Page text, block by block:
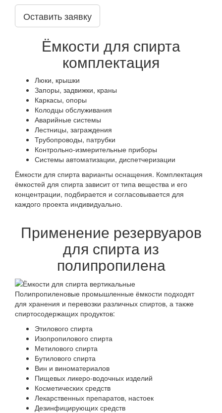
Оставить заявку
Ёмкости для спирта
комплектация
Люки, крышки
Запоры, задвижки, краны
Каркасы, опоры
Колодцы обслуживания
Аварийные системы
Лестницы, заграждения
Трубопроводы, патрубки
Контрольно-измерительные приборы
Системы автоматизации, диспетчеризации
Ёмкости для спирта варианты оснащения. Комплектация
ёмкостей для спирта зависит от типа вещества и его
концентрации, подбирается и согласовывается для
каждого проекта индивидуально.
Применение резервуаров
для спирта из
полипропилена
Полипропиленовые промышленные ёмкости подходят
для хранения и перевозки различных спиртов, а также
спиртосодержащих продуктов:
Этилового спирта
Изопропилового спирта
Метилового спирта
Бутилового спирта
Вин и виноматериалов
Пищевых ликеро-водочных изделий
Косметических средств
Лекарственных препаратов, настоек
Дезинфицирующих средств